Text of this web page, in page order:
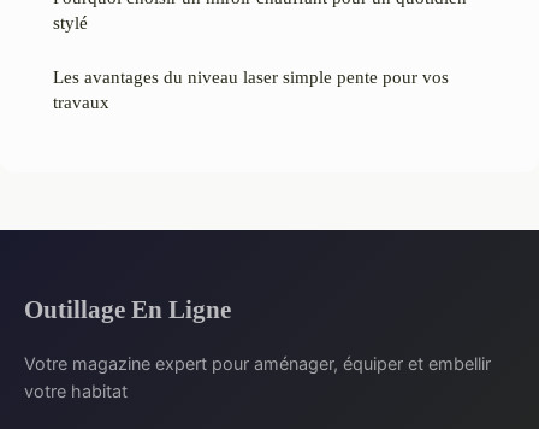
stylé
Les avantages du niveau laser simple pente pour vos
travaux
Outillage En Ligne
Votre magazine expert pour aménager, équiper et embellir
votre habitat